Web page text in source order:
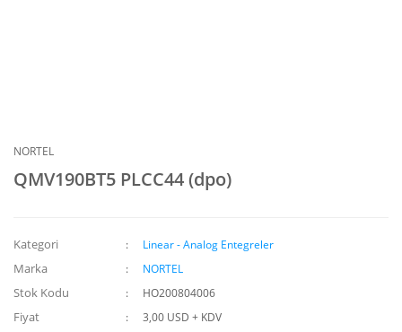
NORTEL
QMV190BT5 PLCC44 (dpo)
Kategori Linear - Analog Entegreler
Marka NORTEL
Stok Kodu HO200804006
Fiyat
3,00 USD + KDV